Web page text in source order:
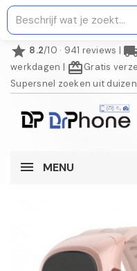
star 8.2/10 · 941 reviews |
werkdagen | redeemGratis
Supersnel zoeken uit
MENU